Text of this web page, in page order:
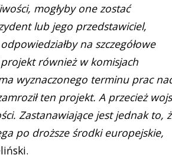
mogłyby one zostać
lub jego przedstawiciel,
na szczegółowe
również w komisjach
wyznaczonego terminu prac
ten projekt. A przecież
Zastanawiające jest jednak to,
po droższe środki europejskie,